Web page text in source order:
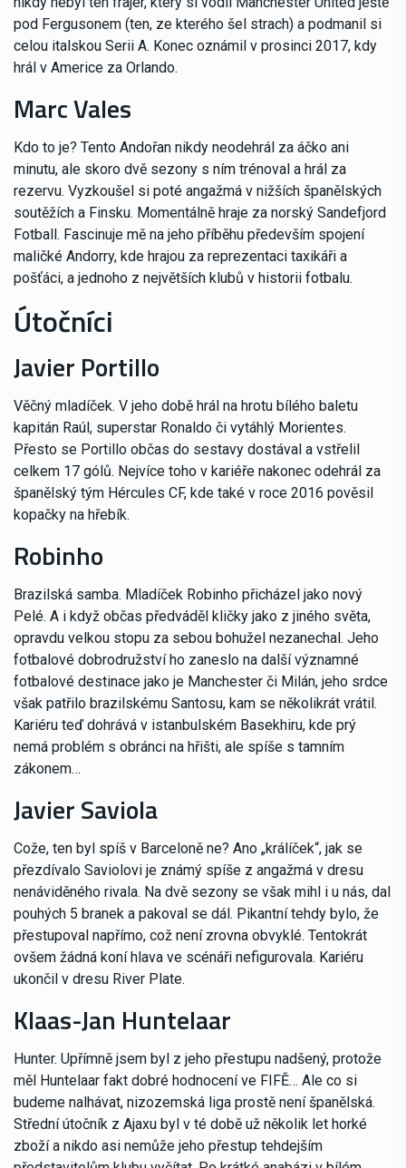
pod Fergusonem (ten, ze kterého šel strach) a podmanil si
celou italskou Serii A. Konec oznámil v prosinci 2017, kdy
hrál v Americe za Orlando.
Marc Vales
Kdo to je? Tento Andořan nikdy neodehrál za áčko ani
minutu, ale skoro dvě sezony s ním trénoval a hrál za
rezervu. Vyzkoušel si poté angažmá v nižších španělských
soutěžích a Finsku. Momentálně hraje za norský Sandefjord
Fotball. Fascinuje mě na jeho příběhu především spojení
maličké Andorry, kde hrajou za reprezentaci taxikáři a
pošťáci, a jednoho z největších klubů v historii fotbalu.
Útočníci
Javier Portillo
Věčný mladíček. V jeho době hrál na hrotu bílého baletu
kapitán Raúl, superstar Ronaldo či vytáhlý Morientes.
Přesto se Portillo občas do sestavy dostával a vstřelil
celkem 17 gólů. Nejvíce toho v kariéře nakonec odehrál za
španělský tým Hércules CF, kde také v roce 2016 pověsil
kopačky na hřebík.
Robinho
Brazilská samba. Mladíček Robinho přicházel jako nový
Pelé. A i když občas předváděl kličky jako z jiného světa,
opravdu velkou stopu za sebou bohužel nezanechal. Jeho
fotbalové dobrodružství ho zaneslo na další významné
fotbalové destinace jako je Manchester či Milán, jeho srdce
však patřilo brazilskému Santosu, kam se několikrát vrátil.
Kariéru teď dohrává v istanbulském Basekhiru, kde prý
nemá problém s obránci na hřišti, ale spíše s tamním
zákonem…
Javier Saviola
Cože, ten byl spíš v Barceloně ne? Ano „králíček“, jak se
přezdívalo Saviolovi je známý spíše z angažmá v dresu
nenáviděného rivala. Na dvě sezony se však mihl i u nás, dal
pouhých 5 branek a pakoval se dál. Pikantní tehdy bylo, že
přestupoval napřímo, což není zrovna obvyklé. Tentokrát
ovšem žádná koní hlava ve scénáři nefigurovala. Kariéru
ukončil v dresu River Plate.
Klaas-Jan Huntelaar
Hunter. Upřímně jsem byl z jeho přestupu nadšený, protože
měl Huntelaar fakt dobré hodnocení ve FIFĚ… Ale co si
budeme nalhávat, nizozemská liga prostě není španělská.
Střední útočník z Ajaxu byl v té době už několik let horké
zboží a nikdo asi nemůže jeho přestup tehdejším